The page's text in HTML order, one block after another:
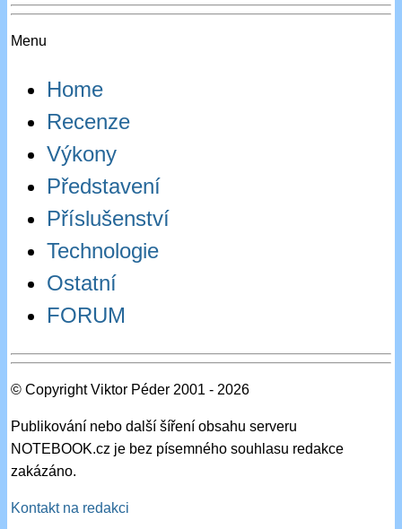
Menu
Home
Recenze
Výkony
Představení
Příslušenství
Technologie
Ostatní
FORUM
© Copyright Viktor Péder 2001 - 2026
Publikování nebo další šíření obsahu serveru
NOTEBOOK.cz je bez písemného souhlasu redakce
zakázáno.
Kontakt na redakci